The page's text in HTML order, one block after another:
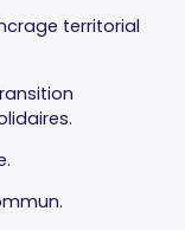
territorial